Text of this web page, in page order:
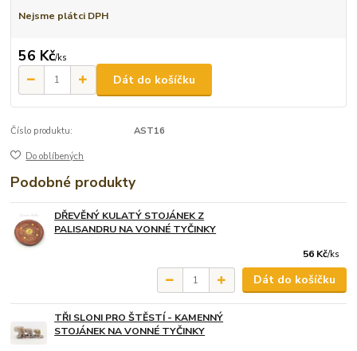
Nejsme plátci DPH
56 Kč/ks
Dát do košíčku
Číslo produktu: AST16
Do oblíbených
Podobné produkty
DŘEVĚNÝ KULATÝ STOJÁNEK Z
PALISANDRU NA VONNÉ TYČINKY
56 Kč/ks
Dát do košíčku
TŘI SLONI PRO ŠTĚSTÍ - KAMENNÝ
STOJÁNEK NA VONNÉ TYČINKY